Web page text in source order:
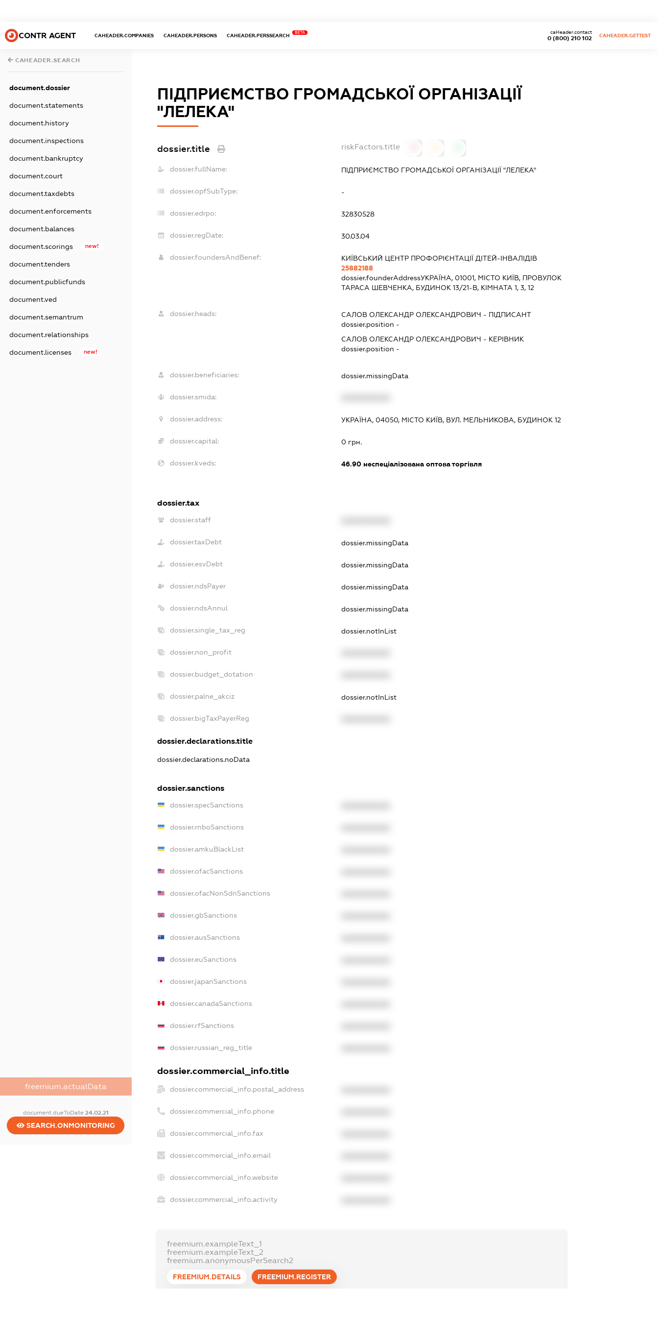
CONTR AGENT CAHEADER.COMPANIES CAHEADER.PERSONS CAHEADER.PERSSEARCH
BETA
0 (800) 210 102
caHeader.contact
CAHEADER.GETTEST
CAHEADER.SEARCH
document.dossier
document.statements
document.history
document.inspections
document.bankruptcy
document.court
document.taxdebts
document.enforcements
document.balances
document.scorings new!
document.tenders
document.publicfunds
document.ved
document.semantrum
document.relationships
document.licenses new!
freemium.actualData
document.dueToDate 24.02.21
SEARCH.ONMONITORING
ПІДПРИЄМСТВО ГРОМАДСЬКОЇ ОРГАНІЗАЦІЇ
"ЛЕЛЕКА"
dossier.title riskFactors.title
dossier.fullName: ПІДПРИЄМСТВО ГРОМАДСЬКОЇ ОРГАНІЗАЦІЇ "ЛЕЛЕКА"
dossier.opfSubType: -
dossier.edrpo: 32830528
dossier.regDate: 30.03.04
dossier.foundersAndBenef:
КИЇВСЬКИЙ ЦЕНТР ПРОФОРІЄНТАЦІЇ ДІТЕЙ-ІНВАЛІДІВ
25882188
dossier.founderAddressУКРАЇНА, 01001, МІСТО КИЇВ, ПРОВУЛОК
ТАРАСА ШЕВЧЕНКА, БУДИНОК 13/21-В, КІМНАТА 1, 3, 12
dossier.heads: САЛОВ ОЛЕКСАНДР ОЛЕКСАНДРОВИЧ - ПІДПИСАНТ
dossier.position -
САЛОВ ОЛЕКСАНДР ОЛЕКСАНДРОВИЧ - КЕРІВНИК
dossier.position -
dossier.beneficiaries: dossier.missingData
dossier.smida:
dossier.address: УКРАЇНА, 04050, МІСТО КИЇВ, ВУЛ. МЕЛЬНИКОВА, БУДИНОК 12
dossier.capital: 0 грн.
dossier.kveds: 46.90 неспеціалізована оптова торгівля
dossier.tax
dossier.staff
dossier.taxDebt dossier.missingData
dossier.esvDebt dossier.missingData
dossier.ndsPayer dossier.missingData
dossier.ndsAnnul dossier.missingData
dossier.single_tax_reg dossier.notInList
dossier.non_profit
dossier.budget_dotation
dossier.palne_akciz dossier.notInList
dossier.bigTaxPayerReg
dossier.declarations.title
dossier.declarations.noData
dossier.sanctions
dossier.specSanctions
dossier.rnboSanctions
dossier.amkuBlackList
dossier.ofacSanctions
dossier.ofacNonSdnSanctions
dossier.gbSanctions
dossier.ausSanctions
dossier.euSanctions
dossier.japanSanctions
dossier.canadaSanctions
dossier.rfSanctions
dossier.russian_reg_title
dossier.commercial_info.title
dossier.commercial_info.postal_address
dossier.commercial_info.phone
dossier.commercial_info.fax
dossier.commercial_info.email
dossier.commercial_info.website
dossier.commercial_info.activity
freemium.exampleText_1
freemium.exampleText_2
freemium.anonymousPerSearch2
FREEMIUM.DETAILS FREEMIUM.REGISTER